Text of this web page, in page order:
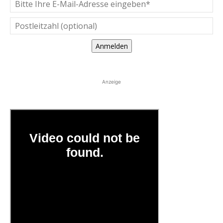
Anmelden
Anzeige